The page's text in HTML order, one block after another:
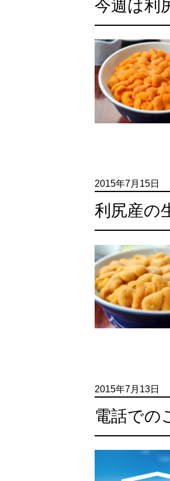
今週は利
2015年7月15日
利尻産の
2015年7月13日
電話での